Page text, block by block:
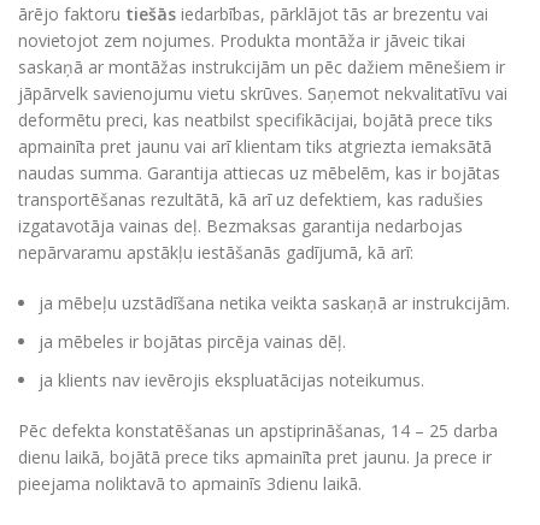
ārējo faktoru tiešās iedarbības, pārklājot tās ar brezentu vai
novietojot zem nojumes. Produkta montāža ir jāveic tikai
saskaņā ar montāžas instrukcijām un pēc dažiem mēnešiem ir
jāpārvelk savienojumu vietu skrūves. Saņemot nekvalitatīvu vai
deformētu preci, kas neatbilst specifikācijai, bojātā prece tiks
apmainīta pret jaunu vai arī klientam tiks atgriezta iemaksātā
naudas summa. Garantija attiecas uz mēbelēm, kas ir bojātas
transportēšanas rezultātā, kā arī uz defektiem, kas radušies
izgatavotāja vainas deļ. Bezmaksas garantija nedarbojas
nepārvaramu apstākļu iestāšanās gadījumā, kā arī:
ja mēbeļu uzstādīšana netika veikta saskaņā ar instrukcijām.
ja mēbeles ir bojātas pircēja vainas dēļ.
ja klients nav ievērojis ekspluatācijas noteikumus.
Pēc defekta konstatēšanas un apstiprināšanas, 14 – 25 darba
dienu laikā, bojātā prece tiks apmainīta pret jaunu. Ja prece ir
pieejama noliktavā to apmainīs 3dienu laikā.